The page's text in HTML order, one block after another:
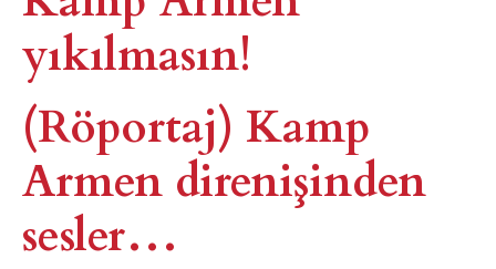
yıkılmasın!
(Röportaj) Kamp
Armen direnişinden
sesler…